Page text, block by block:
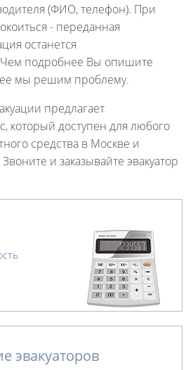
(ФИО, телефон). При
- переданная
останется
подробнее Вы опишите
мы решим проблему.
предлагает
который доступен для любого
средства в Москве и
и заказывайте эвакуатор
эвакуаторов